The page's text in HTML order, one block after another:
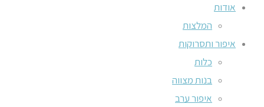
אודות
המלצות
איפור ותסרוקות
כלות
בנות מצווה
איפור ערב